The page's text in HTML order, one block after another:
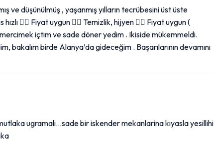
ve düşünülmüş , yaşanmış yılların tecrübesini üst üste
👍🏻 Fiyat uygun 👍🏻 Temizlik, hijyen 👍🏻 Fiyat uygun (
içtim ve sade döner yedim . Ikiside mükemmeldi.
bakalım birde Alanya’da gideceğim . Başarılarının devamını
ugramali...sade bir iskender mekanlarina kıyasla yesillihi